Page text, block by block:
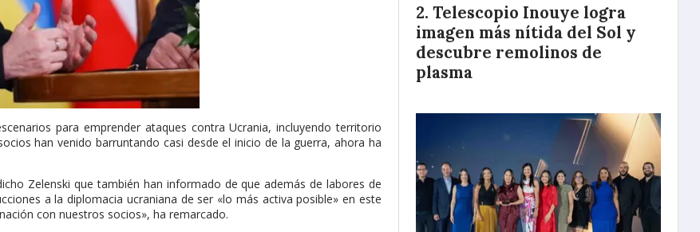
para emprender ataques contra Ucrania, incluyendo territorio
han venido barruntando casi desde el inicio de la guerra, ahora ha
Zelenski que también han informado de que además de labores de
a la diplomacia ucraniana de ser «lo más activa posible» en este
con nuestros socios», ha remarcado.
Telescopio Inouye logra
imagen más nítida del Sol y
descubre remolinos de
plasma